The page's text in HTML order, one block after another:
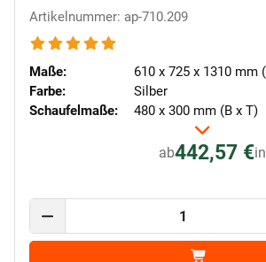
Artikelnummer: ap-710.209
Maße:
610 x 725 x 1310 mm
Farbe:
Silber
Schaufelmaße:
480 x 300 mm (B x T)
ab442,57 €